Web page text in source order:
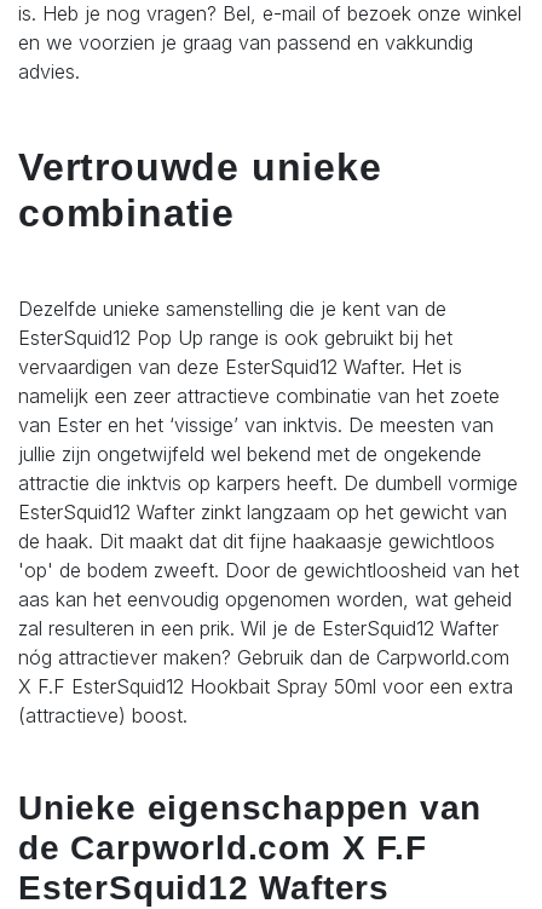
is. Heb je nog vragen? Bel, e-mail of bezoek onze winkel
en we voorzien je graag van passend en vakkundig
advies.
Vertrouwde unieke
combinatie
Dezelfde unieke samenstelling die je kent van de
EsterSquid12 Pop Up range is ook gebruikt bij het
vervaardigen van deze EsterSquid12 Wafter. Het is
namelijk een zeer attractieve combinatie van het zoete
van Ester en het ‘vissige’ van inktvis. De meesten van
jullie zijn ongetwijfeld wel bekend met de ongekende
attractie die inktvis op karpers heeft. De dumbell vormige
EsterSquid12 Wafter zinkt langzaam op het gewicht van
de haak. Dit maakt dat dit fijne haakaasje gewichtloos
'op' de bodem zweeft. Door de gewichtloosheid van het
aas kan het eenvoudig opgenomen worden, wat geheid
zal resulteren in een prik. Wil je de EsterSquid12 Wafter
nóg attractiever maken? Gebruik dan de Carpworld.com
X F.F EsterSquid12 Hookbait Spray 50ml voor een extra
(attractieve) boost.
Unieke eigenschappen van
de Carpworld.com X F.F
EsterSquid12 Wafters